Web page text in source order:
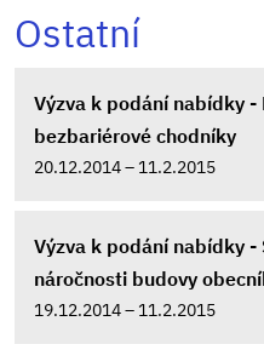
Ostatní
Výzva k podání nabídky -
bezbariérové chodníky
20.12.2014 – 11.2.2015
Výzva k podání nabídky
náročnosti budovy
19.12.2014 – 11.2.2015